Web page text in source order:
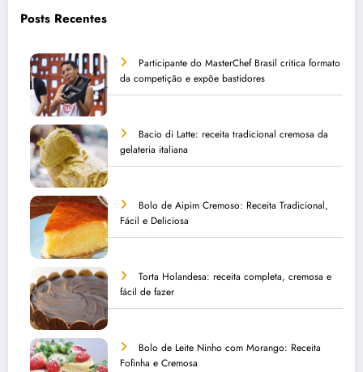
Posts Recentes
Participante do MasterChef Brasil critica formato
da competição e expõe bastidores
Bacio di Latte: receita tradicional cremosa da
gelateria italiana
Bolo de Aipim Cremoso: Receita Tradicional,
Fácil e Deliciosa
Torta Holandesa: receita completa, cremosa e
fácil de fazer
Bolo de Leite Ninho com Morango: Receita
Fofinha e Cremosa